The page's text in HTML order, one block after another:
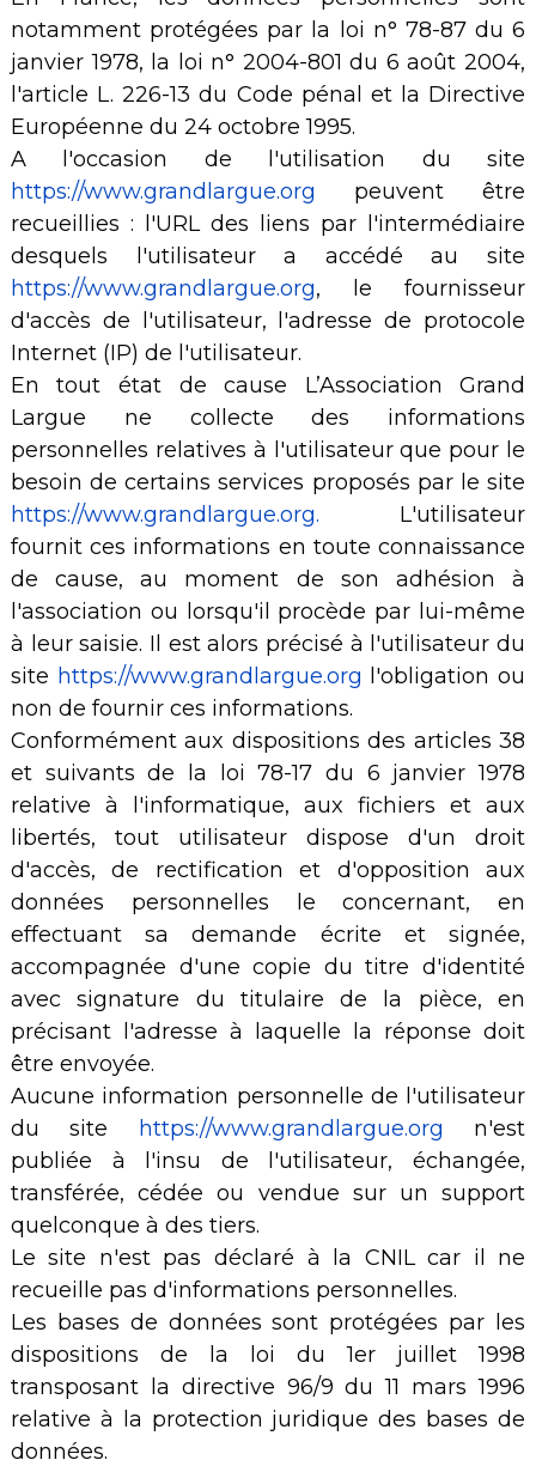
notamment protégées par la loi n° 78-87 du 6
janvier 1978, la loi n° 2004-801 du 6 août 2004,
l'article L. 226-13 du Code pénal et la Directive
Européenne du 24 octobre 1995.
A l'occasion de l'utilisation du site
https://www.grandlargue.org peuvent être
recueillies : l'URL des liens par l'intermédiaire
desquels l'utilisateur a accédé au site
https://www.grandlargue.org, le fournisseur
d'accès de l'utilisateur, l'adresse de protocole
Internet (IP) de l'utilisateur.
En tout état de cause L’Association Grand
Largue ne collecte des informations
personnelles relatives à l'utilisateur que pour le
besoin de certains services proposés par le site
https://www.grandlargue.org. L'utilisateur
fournit ces informations en toute connaissance
de cause, au moment de son adhésion à
l'association ou lorsqu'il procède par lui-même
à leur saisie. Il est alors précisé à l'utilisateur du
site https://www.grandlargue.org l'obligation ou
non de fournir ces informations.
Conformément aux dispositions des articles 38
et suivants de la loi 78-17 du 6 janvier 1978
relative à l'informatique, aux fichiers et aux
libertés, tout utilisateur dispose d'un droit
d'accès, de rectification et d'opposition aux
données personnelles le concernant, en
effectuant sa demande écrite et signée,
accompagnée d'une copie du titre d'identité
avec signature du titulaire de la pièce, en
précisant l'adresse à laquelle la réponse doit
être envoyée.
Aucune information personnelle de l'utilisateur
du site
https://www.grandlargue.org n'est
publiée à l'insu de l'utilisateur, échangée,
transférée, cédée ou vendue sur un support
quelconque à des tiers.
Le site n'est pas déclaré à la CNIL car il ne
recueille pas d'informations personnelles.
Les bases de données sont protégées par les
dispositions de la loi du 1er juillet 1998
transposant la directive 96/9 du 11 mars 1996
relative à la protection juridique des bases de
données.